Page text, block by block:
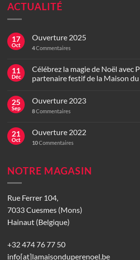
ACTUALITÉ
17
Oct
Ouverture 2025
4Commentaires
11
Déc
Célébrez la magie de Noël avec
partenaire festif de la Maison
25
Sep
Ouverture 2023
8Commentaires
21
Oct
Ouverture 2022
10Commentaires
NOTRE MAGASIN
Rue Ferrer 104,
7033 Cuesmes (Mons)
Hainaut (Belgique)
+32 474 76 77 50
info[at]lamaisonduperenoel.be